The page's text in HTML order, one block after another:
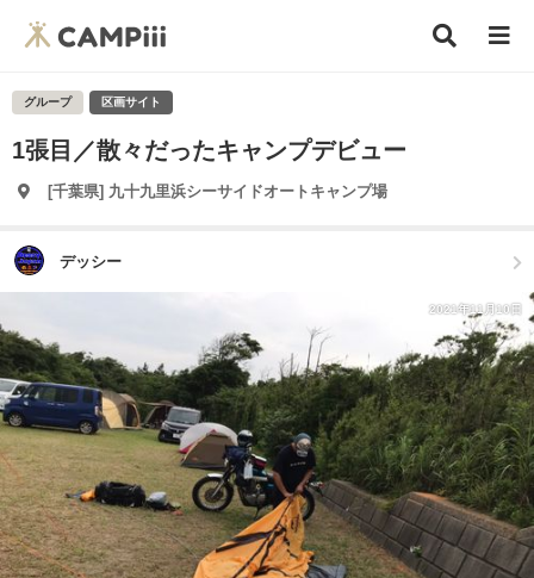
グループ 区画サイト
1張目／散々だったキャンプデビュー
[千葉県] 九十九里浜シーサイドオートキャンプ場
デッシー
2021年11月10日